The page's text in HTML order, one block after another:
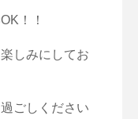
！！
しみにしてお
ごしください